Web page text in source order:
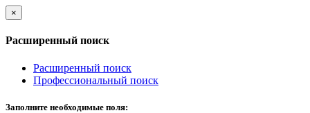
×
Расширенный поиск
Расширенный поиск
Профессиональный поиск
Заполните необходимые поля: